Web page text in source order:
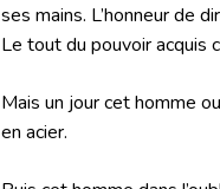
ses mains. L’honneur de
Le tout du pouvoir acquis
Mais un jour cet homme
en acier.